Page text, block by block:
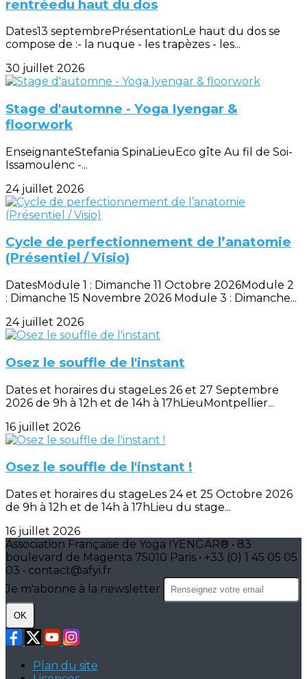
rentréedu haut du dos
Dates13 septembrePrésentationLe haut du dos se
compose de :- la nuque - les trapèzes - les...
30 juillet 2026
Stage d'automne - Yoga Iyengar &
floorwork
EnseignanteStefania SpinaLieuEco gîte Au fil de Soi-
Issamoulenc -...
24 juillet 2026
Cycle de perfectionnement de l’anatomie
(Présentiel / Visio)
DatesModule 1 : Dimanche 11 Octobre 2026Module 2
: Dimanche 15 Novembre 2026 Module 3 : Dimanche...
24 juillet 2026
Osez le souffle de l'instant
Dates et horaires du stageLes 26 et 27 Septembre
2026 de 9h à 12h et de 14h à 17hLieuMontpellier...
16 juillet 2026
Osez le souffle de l'instant !
Dates et horaires du stageLes 24 et 25 Octobre 2026
de 9h à 12h et de 14h à 17hLieu du stage...
16 juillet 2026
Association Française de Yoga IYENGAR® • 83
boulevard de Magenta 75010 Paris • +33 (0) 1 45 05 05
03 • contact@afyi.fr
Je m'abonne à la newsletter
OK
Plan du site